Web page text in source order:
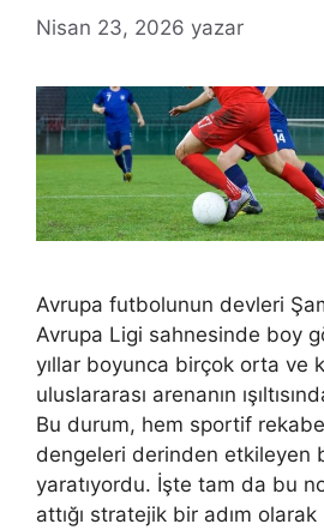
Nisan 23, 2026 yazar
Avrupa futbolunun devleri
Avrupa Ligi sahnesinde boy
yıllar boyunca birçok orta ve
uluslararası arenanın
Bu durum, hem sportif
dengeleri derinden etkileyen
yaratıyordu. İşte tam da bu
attığı stratejik bir adım